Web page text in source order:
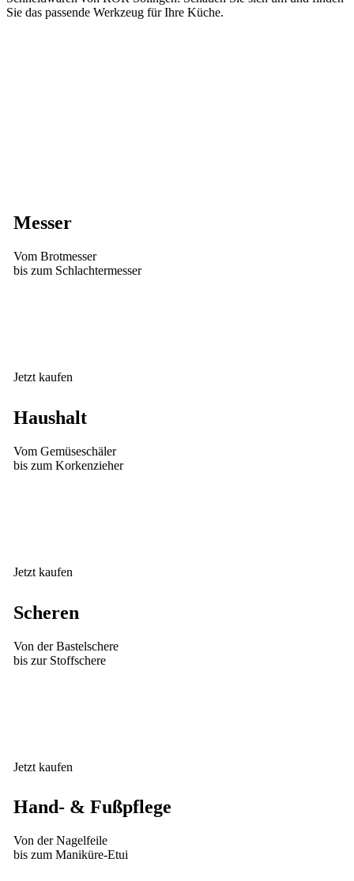
Sie das passende Werkzeug für Ihre Küche.
Messer
Vom Brotmesser
bis zum Schlachtermesser
Jetzt kaufen
Haushalt
Vom Gemüseschäler
bis zum Korkenzieher
Jetzt kaufen
Scheren
Von der Bastelschere
bis zur Stoffschere
Jetzt kaufen
Hand- & Fußpflege
Von der Nagelfeile
bis zum Maniküre-Etui